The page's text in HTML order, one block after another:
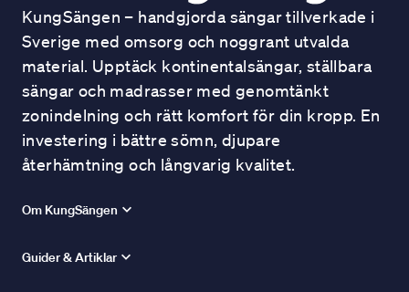
KungSängen – handgjorda sängar tillverkade i
Sverige med omsorg och noggrant utvalda
material. Upptäck kontinentalsängar, ställbara
sängar och madrasser med genomtänkt
zonindelning och rätt komfort för din kropp. En
investering i bättre sömn, djupare
återhämtning och långvarig kvalitet.
Om KungSängen
Guider & Artiklar